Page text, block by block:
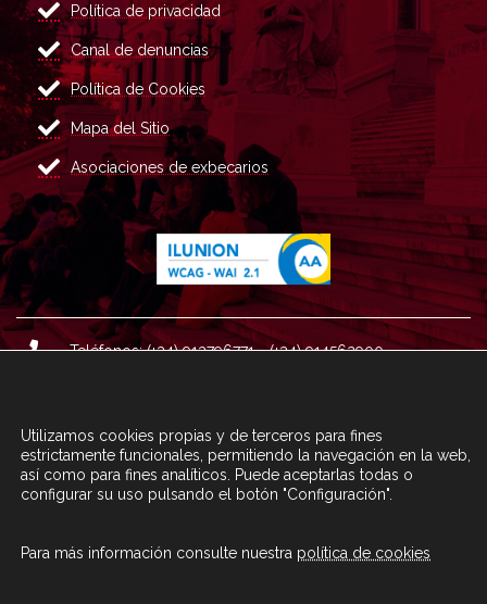
Política de privacidad
Canal de denuncias
Política de Cookies
Mapa del Sitio
Asociaciones de exbecarios
Teléfonos: (+34) 913796771 - (+34) 914562900
Correo : informacion@fundacioncarolina.es
CONTACTA CON FCA TRAVÉS DEL
Utilizamos cookies propias y de terceros para fines
estrictamente funcionales, permitiendo la navegación en la web,
así como para fines analíticos. Puede aceptarlas todas o
configurar su uso pulsando el botón "Configuración".
Para más información consulte nuestra política de cookies